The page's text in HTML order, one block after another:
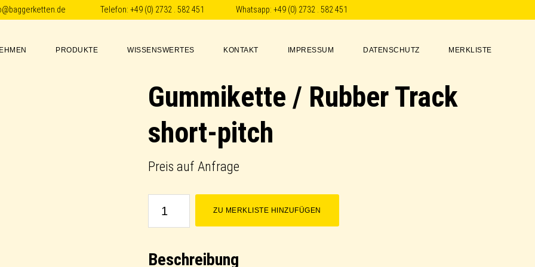
Telefon: +49 (0) 2732 . 582 451 Whatsapp: +49 (0) 2732 . 582 451
PRODUKTE WISSENSWERTES KONTAKT IMPRESSUM DATENSCHUTZ MERKLISTE
Gummikette / Rubber Track
short-pitch
Preis auf Anfrage
Gummikette
Track
ZU MERKLISTE HINZUFÜGEN
Beschreibung